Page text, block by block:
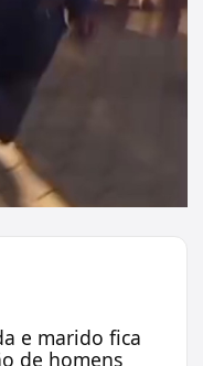
e marido fica
de homens